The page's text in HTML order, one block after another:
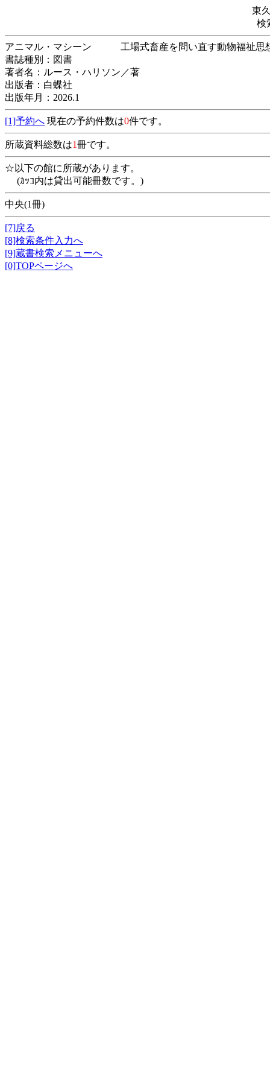
東
検
アニマル・マシーン 工場式畜産を問い直す
書誌種別：図書
著者名：ルース・ハリソン／著
出版者：白蝶社
出版年月：2026.1
[1]予約へ 現在の予約件数は0件です。
所蔵資料総数は1冊です。
☆以下の館に所蔵があります。
(ｶｯｺ内は貸出可能冊数です。)
中央(1冊)
[7]戻る
[8]検索条件入力へ
[9]蔵書検索メニューへ
[0]TOPページへ